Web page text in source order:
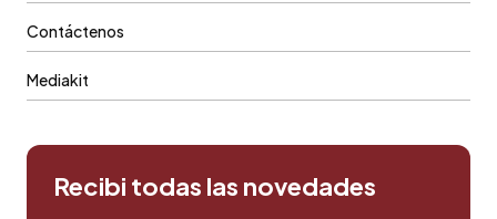
Contáctenos
Mediakit
Recibi todas las novedades